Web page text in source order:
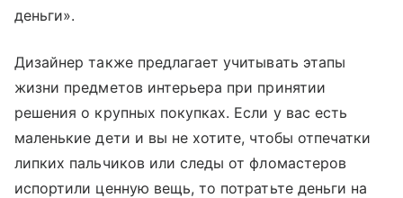
деньги».
Дизайнер также предлагает учитывать этапы
жизни предметов интерьера при принятии
решения о крупных покупках. Если у вас есть
маленькие дети и вы не хотите, чтобы отпечатки
липких пальчиков или следы от фломастеров
испортили ценную вещь, то потратьте деньги на